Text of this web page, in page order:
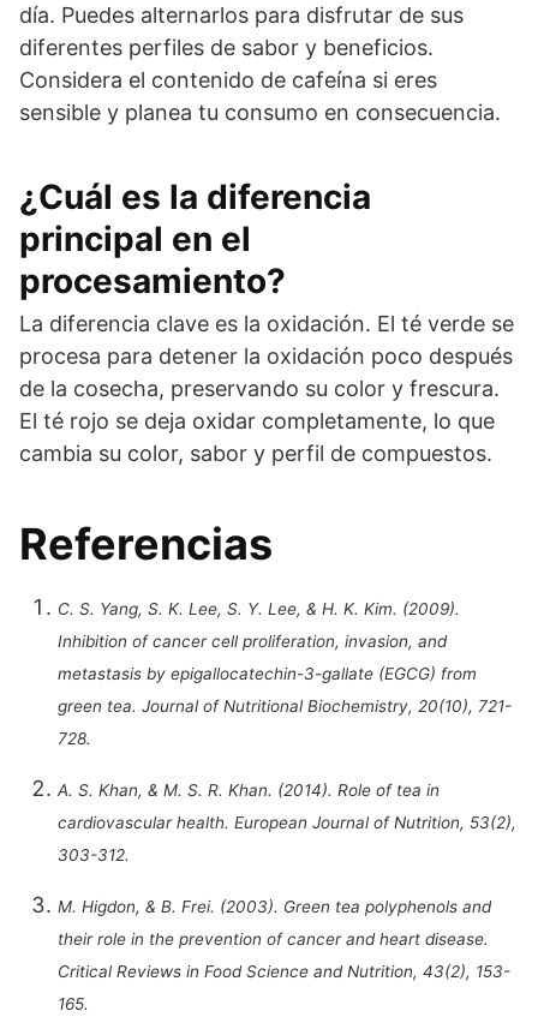
día. Puedes alternarlos para disfrutar de sus
diferentes perfiles de sabor y beneficios.
Considera el contenido de cafeína si eres
sensible y planea tu consumo en consecuencia.
¿Cuál es la diferencia
principal en el
procesamiento?
La diferencia clave es la oxidación. El té verde se
procesa para detener la oxidación poco después
de la cosecha, preservando su color y frescura.
El té rojo se deja oxidar completamente, lo que
cambia su color, sabor y perfil de compuestos.
Referencias
C. S. Yang, S. K. Lee, S. Y. Lee, & H. K. Kim. (2009).
Inhibition of cancer cell proliferation, invasion, and
metastasis by epigallocatechin-3-gallate (EGCG) from
green tea. Journal of Nutritional Biochemistry, 20(10), 721-
728.
A. S. Khan, & M. S. R. Khan. (2014). Role of tea in
cardiovascular health. European Journal of Nutrition, 53(2),
303-312.
M. Higdon, & B. Frei. (2003). Green tea polyphenols and
their role in the prevention of cancer and heart disease.
Critical Reviews in Food Science and Nutrition, 43(2), 153-
165.